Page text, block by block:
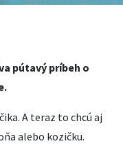
pútavý príbeh o
A teraz to chcú aj
alebo kozičku.